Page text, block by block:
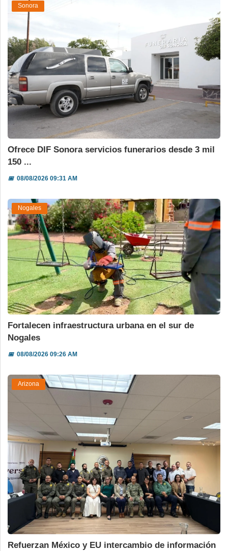
Sonora
Ofrece DIF Sonora servicios funerarios desde 3 mil
150 ...
📅08/08/2026 09:31 AM
Nogales
Fortalecen infraestructura urbana en el sur de
Nogales
📅08/08/2026 09:26 AM
Arizona
Refuerzan México y EU intercambio de información